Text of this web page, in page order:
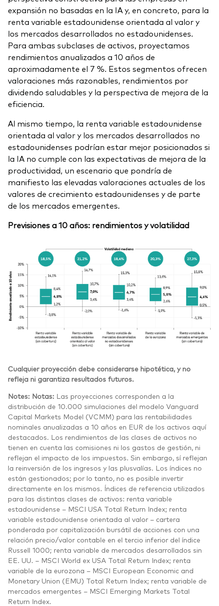
expansión no basadas en la IA y, en concreto, para la
renta variable estadounidense orientada al valor y
los mercados desarrollados no estadounidenses.
Para ambas subclases de activos, proyectamos
rendimientos anualizados a 10 años de
aproximadamente el 7 %. Estos segmentos ofrecen
valoraciones más razonables, rendimientos por
dividendo saludables y la perspectiva de mejora de la
eficiencia.
Al mismo tiempo, la renta variable estadounidense
orientada al valor y los mercados desarrollados no
estadounidenses podrían estar mejor posicionados si
la IA no cumple con las expectativas de mejora de la
productividad, un escenario que pondría de
manifiesto las elevadas valoraciones actuales de los
valores de crecimiento estadounidenses y de parte
de los mercados emergentes.
Previsiones a 10 años: rendimientos y volatilidad
Cualquier proyección debe considerarse hipotética, y no
refleja ni garantiza resultados futuros.
Notes: Notas: Las proyecciones corresponden a la
distribución de 10.000 simulaciones del modelo Vanguard
Capital Markets Model (VCMM) para las rentabilidades
nominales anualizadas a 10 años en EUR de los activos aquí
destacados. Los rendimientos de las clases de activos no
tienen en cuenta las comisiones ni los gastos de gestión, ni
reflejan el impacto de los impuestos. Sin embargo, sí reflejan
la reinversión de los ingresos y las plusvalías. Los índices no
están gestionados; por lo tanto, no es posible invertir
directamente en los mismos. Índices de referencia utilizados
para las distintas clases de activos: renta variable
estadounidense – MSCI USA Total Return Index; renta
variable estadounidense orientada al valor – cartera
ponderada por capitalización bursátil de acciones con una
relación precio/valor contable en el tercio inferior del índice
Russell 1000; renta variable de mercados desarrollados sin
EE. UU. – MSCI World ex USA Total Return Index; renta
variable de la eurozona – MSCI European Economic and
Monetary Union (EMU) Total Return Index; renta variable de
mercados emergentes – MSCI Emerging Markets Total
Return Index.